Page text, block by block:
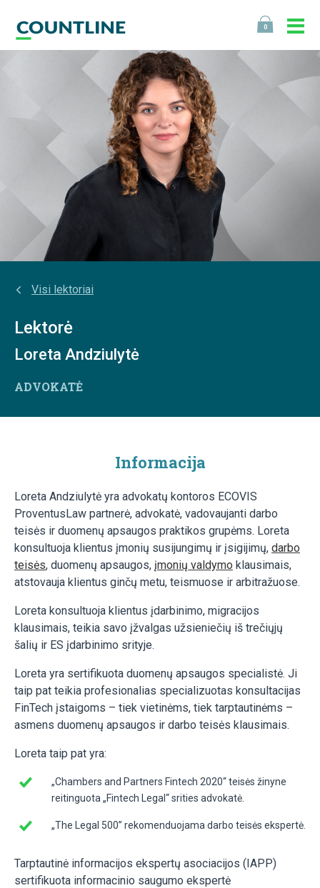
0
Visi lektoriai
Lektorė
Loreta Andziulytė
ADVOKATĖ
Informacija
Loreta Andziulytė yra advokatų kontoros ECOVIS
ProventusLaw partnerė, advokatė, vadovaujanti darbo
teisės ir duomenų apsaugos praktikos grupėms. Loreta
konsultuoja klientus įmonių susijungimų ir įsigijimų, darbo
teisės, duomenų apsaugos, įmonių valdymo klausimais,
atstovauja klientus ginčų metu, teismuose ir arbitražuose.
Loreta konsultuoja klientus įdarbinimo, migracijos
klausimais, teikia savo įžvalgas užsieniečių iš trečiųjų
šalių ir ES įdarbinimo srityje.
Loreta yra sertifikuota duomenų apsaugos specialistė. Ji
taip pat teikia profesionalias specializuotas konsultacijas
FinTech įstaigoms – tiek vietinėms, tiek tarptautinėms –
asmens duomenų apsaugos ir darbo teisės klausimais.
Loreta taip pat yra:
„Chambers and Partners Fintech 2020“ teisės žinyne
reitinguota „Fintech Legal“ srities advokatė.
„The Legal 500” rekomenduojama darbo teisės ekspertė.
Tarptautinė informacijos ekspertų asociacijos (IAPP)
sertifikuota informacinio saugumo ekspertė